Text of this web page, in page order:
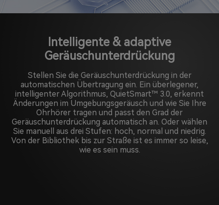
Intelligente & adaptive
Geräuschunterdrückung
Stellen Sie die Geräuschunterdrückung in der
automatischen Übertragung ein. Ein überlegener,
intelligenter Algorithmus, QuietSmart™ 3.0, erkennt
Änderungen im Umgebungsgeräusch und wie Sie Ihre
Ohrhörer tragen und passt den Grad der
Geräuschunterdrückung automatisch an. Oder wählen
Sie manuell aus drei Stufen: hoch, normal und niedrig.
Von der Bibliothek bis zur Straße ist es immer so leise,
wie es sein muss.